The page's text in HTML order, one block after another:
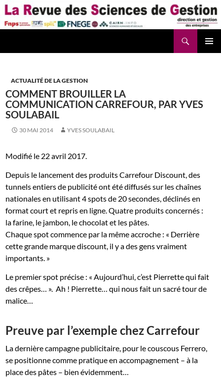
Aller
au
contenu
ACTUALITÉ DE LA GESTION
COMMENT BROUILLER LA
COMMUNICATION CARREFOUR, PAR YVES
SOULABAIL
30 MAI 2014 YVES SOULABAIL
Modifié le 22 avril 2017.
Depuis le lancement des produits Carrefour Discount, des
tunnels entiers de publicité ont été diffusés sur les chaînes
nationales en utilisant 4 spots de 20 secondes, déclinés en
format court et repris en ligne. Quatre produits concernés :
la farine, le jambon, le chocolat et les pâtes.
Chaque spot commence par la même accroche : « Derrière
cette grande marque discount, il y a des gens vraiment
importants. »
Le premier spot précise : « Aujourd’hui, c’est Pierrette qui fait
des crêpes… ». Ah ! Pierrette… qui nous fait un sacré tour de
malice…
Preuve par l’exemple chez Carrefour
La dernière campagne publicitaire, pour le couscous Ferrero,
se positionne comme pratique en accompagnement – à la
place des pâtes – bien évidemment…